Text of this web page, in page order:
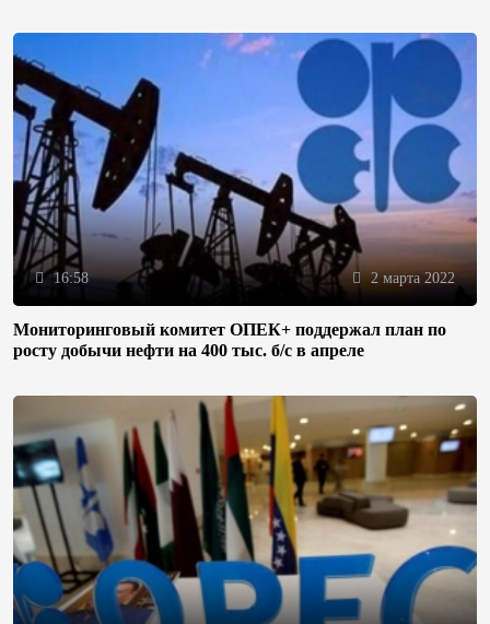
16:58 2 марта 2022
Мониторинговый комитет ОПЕК+ поддержал план по
росту добычи нефти на 400 тыс. б/с в апреле